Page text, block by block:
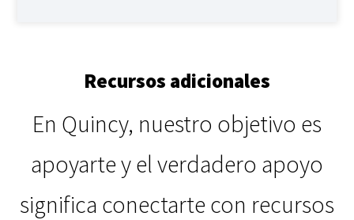
Recursos adicionales
En Quincy, nuestro objetivo es
apoyarte y el verdadero apoyo
significa conectarte con recursos